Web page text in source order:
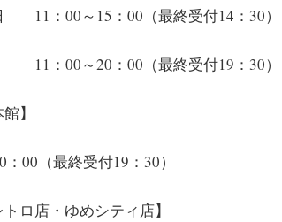
11：00～15：00（最終受付14：30）
：00～20：00（最終受付19：30）
】
：00（最終受付19：30）
トロ店・ゆめシティ店】